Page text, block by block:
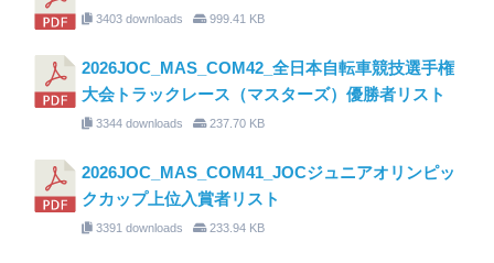
3403 downloads 999.41 KB
2026JOC_MAS_COM42_全日本自転車競技選手権
大会トラックレース（マスターズ）優勝者リスト
3344 downloads 237.70 KB
2026JOC_MAS_COM41_JOCジュニアオリンピッ
クカップ上位入賞者リスト
3391 downloads 233.94 KB